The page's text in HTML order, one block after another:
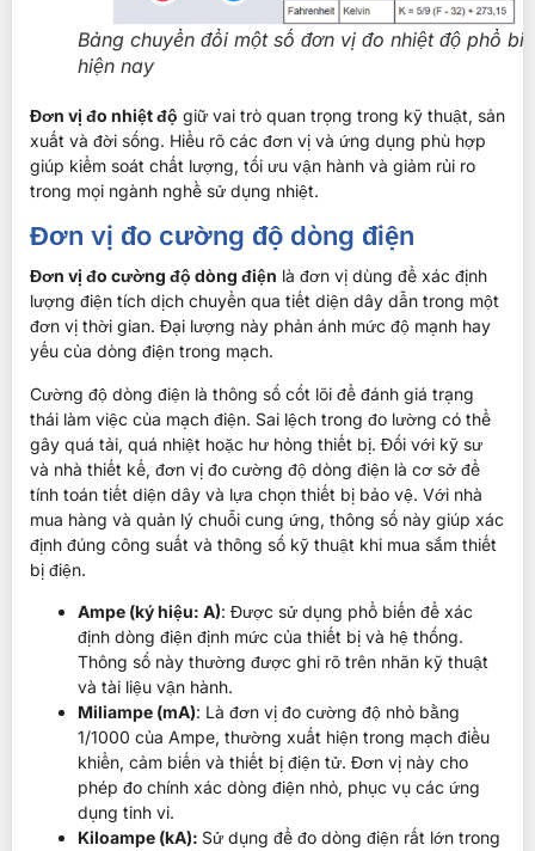
Bảng chuyển đổi một số đơn vị đo nhiệt độ phổ
hiện nay
Đơn vị đo nhiệt độ giữ vai trò quan trọng trong kỹ thuật, sản
xuất và đời sống. Hiểu rõ các đơn vị và ứng dụng phù hợp
giúp kiểm soát chất lượng, tối ưu vận hành và giảm rủi ro
trong mọi ngành nghề sử dụng nhiệt.
Đơn vị đo cường độ dòng điện
Đơn vị đo cường độ dòng điện là đơn vị dùng để xác định
lượng điện tích dịch chuyển qua tiết diện dây dẫn trong một
đơn vị thời gian. Đại lượng này phản ánh mức độ mạnh hay
yếu của dòng điện trong mạch.
Cường độ dòng điện là thông số cốt lõi để đánh giá trạng
thái làm việc của mạch điện. Sai lệch trong đo lường có thể
gây quá tải, quá nhiệt hoặc hư hỏng thiết bị. Đối với kỹ sư
và nhà thiết kế, đơn vị đo cường độ dòng điện là cơ sở để
tính toán tiết diện dây và lựa chọn thiết bị bảo vệ. Với nhà
mua hàng và quản lý chuỗi cung ứng, thông số này giúp xác
định đúng công suất và thông số kỹ thuật khi mua sắm thiết
bị điện.
Ampe (ký hiệu: A): Được sử dụng phổ biến để xác
định dòng điện định mức của thiết bị và hệ thống.
Thông số này thường được ghi rõ trên nhãn kỹ thuật
và tài liệu vận hành.
Miliampe (mA): Là đơn vị đo cường độ nhỏ bằng
1/1000 của Ampe, thường xuất hiện trong mạch điều
khiển, cảm biến và thiết bị điện tử. Đơn vị này cho
phép đo chính xác dòng điện nhỏ, phục vụ các ứng
dụng tinh vi.
Kiloampe (kA): Sử dụng để đo dòng điện rất lớn trong